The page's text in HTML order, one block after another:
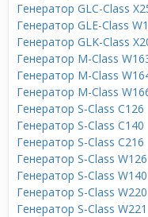
Генератор GLC-Class
Генератор GLE-Class
Генератор GLK-Class
Генератор M-Class
Генератор M-Class
Генератор M-Class
Генератор S-Class C126
Генератор S-Class C140
Генератор S-Class C216
Генератор S-Class W126
Генератор S-Class W140
Генератор S-Class W220
Генератор S-Class W221